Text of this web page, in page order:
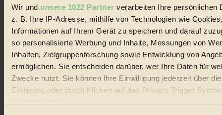
Wir und unsere 1022 Partner verarbeiten Ihre persönlichen
z. B. Ihre IP-Adresse, mithilfe von Technologien wie
Informationen auf Ihrem Gerät zu speichern und darauf
so personalisierte Werbung und Inhalte, Messungen von
Inhalten, Zielgruppenforschung sowie Entwicklung von
ermöglichen. Sie entscheiden darüber, wer Ihre Daten für
Zwecke nutzt. Sie können Ihre Einwilligung jederzeit über
Erklärung oder durch Klicken auf das Privacy Trigger
Nachhaltigkeit
Vegan